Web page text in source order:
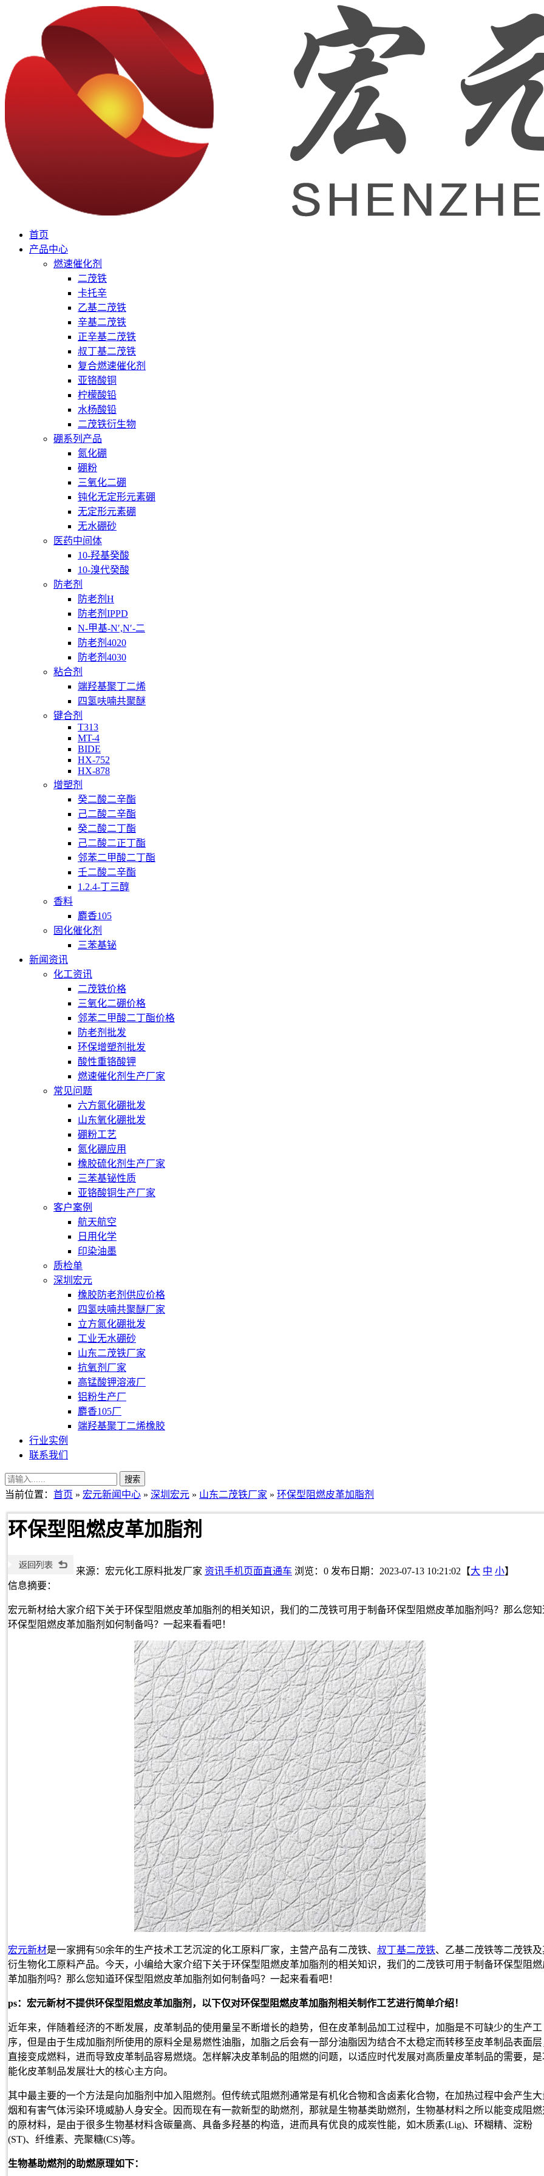
首页
产品中心
燃速催化剂
二茂铁
卡托辛
乙基二茂铁
辛基二茂铁
正辛基二茂铁
叔丁基二茂铁
复合燃速催化剂
亚铬酸铜
柠檬酸铅
水杨酸铅
二茂铁衍生物
硼系列产品
氮化硼
硼粉
三氧化二硼
钝化无定形元素硼
无定形元素硼
无水硼砂
医药中间体
10-羟基癸酸
10-溴代癸酸
防老剂
防老剂H
防老剂IPPD
N-甲基-N′,N′-二
防老剂4020
防老剂4030
粘合剂
端羟基聚丁二烯
四氢呋喃共聚醚
键合剂
T313
MT-4
BIDE
HX-752
HX-878
增塑剂
癸二酸二辛酯
己二酸二辛酯
癸二酸二丁酯
己二酸二正丁酯
邻苯二甲酸二丁酯
壬二酸二辛酯
1.2.4-丁三醇
香料
麝香105
固化催化剂
三苯基铋
新闻资讯
化工资讯
二茂铁价格
三氧化二硼价格
邻苯二甲酸二丁酯价格
防老剂批发
环保增塑剂批发
酸性重铬酸钾
燃速催化剂生产厂家
常见问题
六方氮化硼批发
山东氧化硼批发
硼粉工艺
氮化硼应用
橡胶硫化剂生产厂家
三苯基铋性质
亚铬酸铜生产厂家
客户案例
航天航空
日用化学
印染油墨
质检单
深圳宏元
橡胶防老剂供应价格
四氢呋喃共聚醚厂家
立方氮化硼批发
工业无水硼砂
山东二茂铁厂家
抗氧剂厂家
高锰酸钾溶液厂
铝粉生产厂
麝香105厂
端羟基聚丁二烯橡胶
行业实例
联系我们
当前位置： 首页 » 宏元新闻中心 » 深圳宏元 » 山东二茂铁厂家 » 环保型阻燃皮革加脂剂
环保型阻燃皮革加脂剂
来源：宏元化工原料批发厂家 资讯手机页面直通车 浏览： 0 发布日期：2023-07-13 10:21:02【大 中 小】
信息摘要：
宏元新材给大家介绍下关于环保型阻燃皮革加脂剂的相关知识，我们的二茂铁可用于制备环保型阻燃皮革加脂剂吗？那么您知
环保型阻燃皮革加脂剂如何制备吗？一起来看看吧！
宏元新材是一家拥有50余年的生产技术工艺沉淀的化工原料厂家，主营产品有二茂铁、 叔丁基二茂铁、乙基二茂铁等二茂铁及
衍生物化工原料产品。今天，小编给大家介绍下关于环保型阻燃皮革加脂剂的相关知识，我们的二茂铁可用于制备环保型阻燃
革加脂剂吗？那么您知道环保型阻燃皮革加脂剂如何制备吗？一起来看看吧！
ps：宏元新材不提供环保型阻燃皮革加脂剂，以下仅对环保型阻燃皮革加脂剂相关制作工艺进行简单介绍！
近年来，伴随着经济的不断发展，皮革制品的使用量呈不断增长的趋势，但在皮革制品加工过程中，加脂是不可缺少的生产工
序，但是由于生成加脂剂所使用的原料全是易燃性油脂，加脂之后会有一部分油脂因为结合不太稳定而转移至皮革制品表面层
直接变成燃料，进而导致皮革制品容易燃烧。怎样解决皮革制品的阻燃的问题，以适应时代发展对高质量皮革制品的需要，是
能化皮革制品发展壮大的核心主方向。
其中最主要的一个方法是向加脂剂中加入阻燃剂。但传统式阻燃剂通常是有机化合物和含卤素化合物，在加热过程中会产生大
烟和有害气体污染环境威胁人身安全。因而现在有一款新型的助燃剂，那就是生物基类助燃剂，生物基材料之所以能变成阻燃
的原材料，是由于很多生物基材料含碳量高、具备多羟基的构造，进而具有优良的成炭性能，如木质素(Lig)、环糊精、淀粉
(ST)、纤维素、壳聚糖(CS)等。
生物基助燃剂的助燃原理如下：